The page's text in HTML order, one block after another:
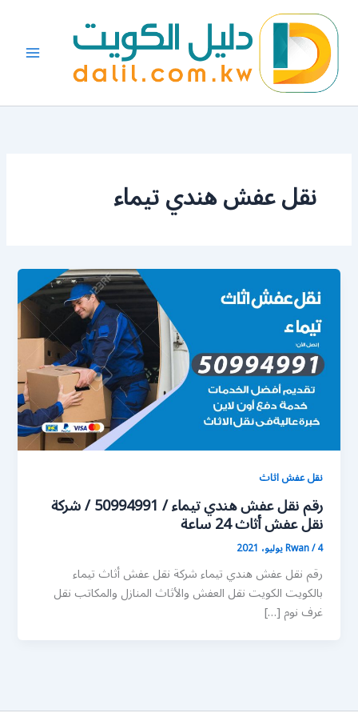
المحتوى
نقل عفش هندي تيماء
نقل عفش اثاث
رقم نقل عفش هندي تيماء / 50994991 / شركة
نقل عفش أثاث 24 ساعة
Rwan/4 يوليو، 2021
رقم نقل عفش هندي تيماء شركة نقل عفش أثاث تيماء
بالكويت الكويت نقل العفش والأثاث المنازل والمكاتب نقل
غرف نوم […]